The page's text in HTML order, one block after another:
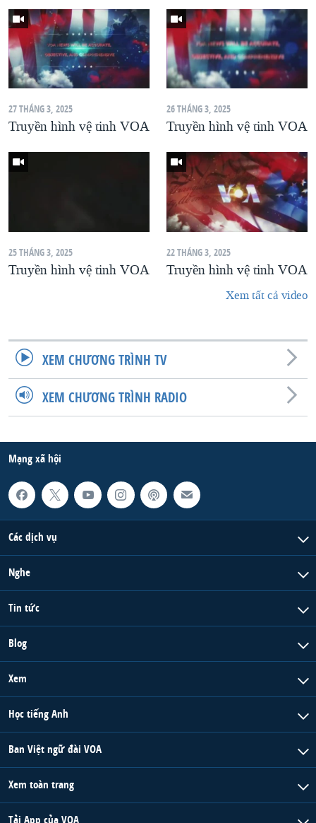
27 THÁNG 3, 2025
Truyền hình vệ tinh VOA
26 THÁNG 3, 2025
Truyền hình vệ tinh VOA
25 THÁNG 3, 2025
Truyền hình vệ tinh VOA
22 THÁNG 3, 2025
Truyền hình vệ tinh VOA
Xem tất cả video
XEM CHƯƠNG TRÌNH TV
XEM CHƯƠNG TRÌNH RADIO
Mạng xã hội
Các dịch vụ
Nghe
Tin tức
Blog
Xem
Học tiếng Anh
Ban Việt ngữ đài VOA
Xem toàn trang